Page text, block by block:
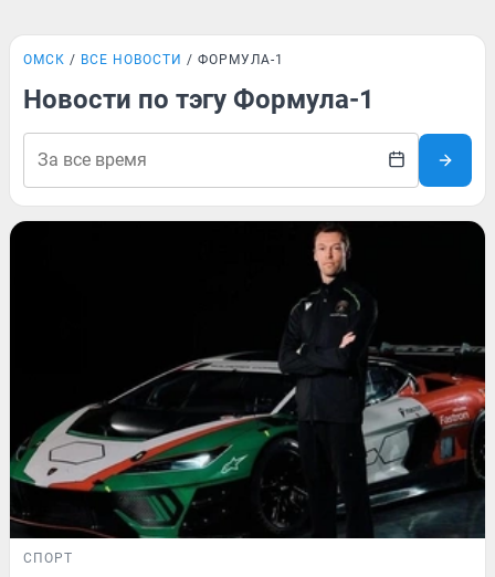
ОМСК ВСЕ НОВОСТИ ФОРМУЛА-1
Новости по тэгу Формула-1
СПОРТ